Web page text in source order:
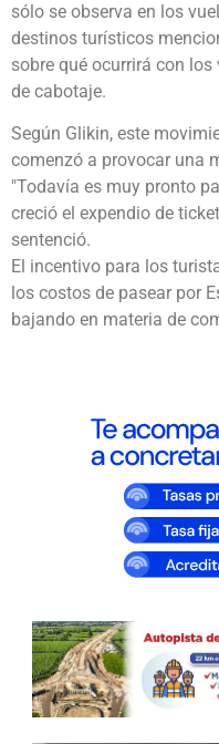
sólo se observa en los
destinos turísticos
sobre qué ocurrirá con
de cabotaje.
Según Glikin, este
comenzó a provocar una
"Todavía es muy pronto
creció el expendio de
sentenció.
El incentivo para los
los costos de pasear por
bajando en materia de